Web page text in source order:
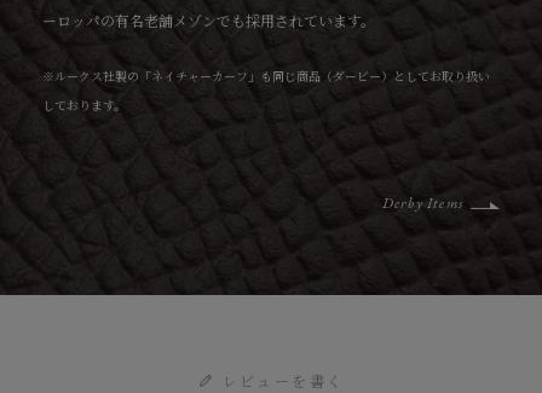
ーロッパの有名老舗メゾンでも採用されています。
※ルークス社製の「ネイチャーカーフ」も同じ商品（ダービー）としてお取り扱い
しております。
Derby Items
レビューを書く